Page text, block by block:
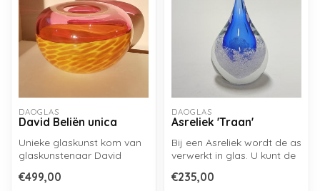
DAOGLAS
David Beliën unica
Unieke glaskunst kom van
glaskunstenaar David
€499,00
DAOGLAS
Asreliek 'Traan'
Bij een Asreliek wordt de as
verwerkt in glas. U kunt de
€235,00